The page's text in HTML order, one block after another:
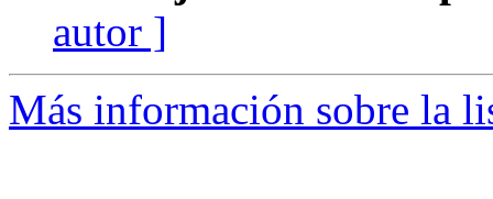
autor ]
Más información sobre la